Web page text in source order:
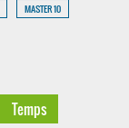
MASTER 10
Temps